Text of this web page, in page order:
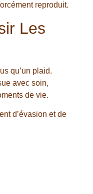
reproduit.
Les
qu’un plaid.
avec soin,
de vie.
d’évasion et de